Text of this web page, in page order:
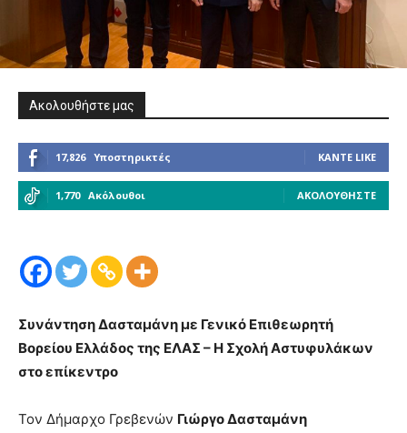
Ακολουθήστε μας
17,826 Υποστηρικτές ΚΆΝΤΕ LIKE
1,770 Ακόλουθοι ΑΚΟΛΟΥΘΉΣΤΕ
Συνάντηση Δασταμάνη με Γενικό Επιθεωρητή
Βορείου Ελλάδος της ΕΛΑΣ – Η Σχολή Αστυφυλάκων
στο επίκεντρο
Τον Δήμαρχο Γρεβενών Γιώργο Δασταμάνη